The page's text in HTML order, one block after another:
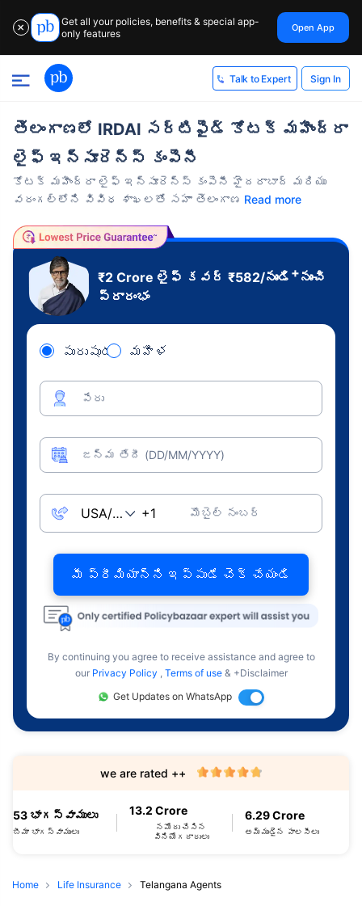
✕
Get all your policies, benefits & special app-
only features
Open App
Talk to Expert Sign In
తెలంగాణలో IRDAI సర్టిఫైడ్ కోటక్ మహీంద్రా
లైఫ్ ఇన్సూరెన్స్ కంపెనీ
కోటక్ మహీంద్రా లైఫ్ ఇన్సూరెన్స్ కంపెనీ హైదరాబాద్ మరియు
వరంగల్‌లోని వివిధ శాఖలతో సహా తెలంగాణ Read more
₹2 Crore లైఫ్ కవర్ ₹582/నుండి +నుంచి
ప్రారంభం
పురుషుడు మహిళ
పేరు
జన్మ తేదీ (DD/MM/YYYY)
మొబైల్ నంబర్
మీ ప్రీమియాన్ని ఇప్పుడే చెక్ చేయండి
By continuing you agree to receive assistance and agree to
our Privacy Policy , Terms of use & +Disclaimer
Get Updates on WhatsApp
53 భాగస్వాములు
బీమా భాగస్వాములు
13.2 Crore
నమోదు చేసిన
వినియోగదారులు
6.29 Crore
అమ్ముడైన పాలసీలు
we are rated ++
Home Life Insurance Telangana Agents